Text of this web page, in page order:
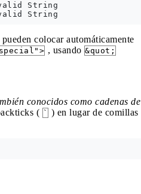
String
colocar automáticamente
, usando &quot;
conocidos como cadenas de
( ` ) en lugar de comillas